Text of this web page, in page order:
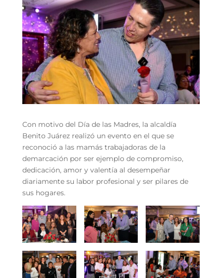
Con motivo del Día de las Madres, la alcaldía
Benito Juárez realizó un evento en el que se
reconoció a las mamás trabajadoras de la
demarcación por ser ejemplo de compromiso,
dedicación, amor y valentía al desempeñar
diariamente su labor profesional y ser pilares de
sus hogares.